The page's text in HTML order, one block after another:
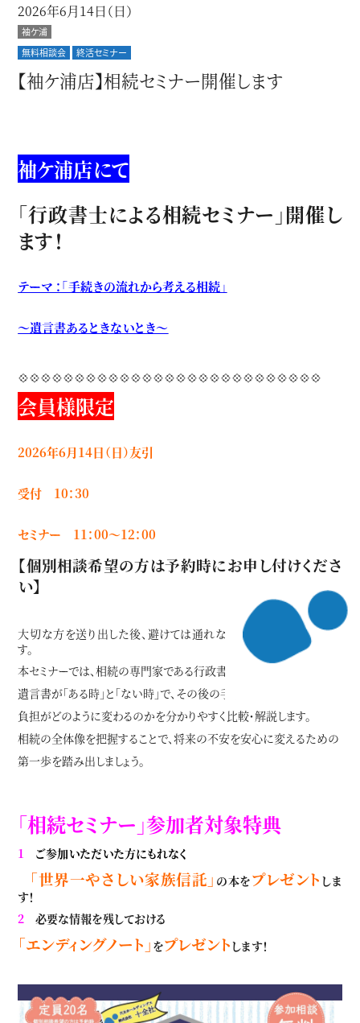
2026年6月14日（日）
袖ケ浦
無料相談会
終活セミナー
【袖ケ浦店】相続セミナー開催します
袖ケ浦店にて
「行政書士による相続セミナー」開催し
ます！
テーマ ：「手続きの流れから考える相続」
～遺言書あるときないとき～
💠💠💠💠💠💠💠💠💠💠💠💠💠💠💠💠💠💠💠💠💠💠💠💠💠💠💠
会員様限定
2026年6月14日（日）友引
受付 10：30
セミナー 11：00～12：00
【個別相談希望の方は予約時にお申し付けくださ
い】
大切な方を送り出した後、避けては通れないのが「相続手続き」で
す。
本セミナーでは、相続の専門家である行政書士を講師に迎え、
遺言書が「ある時」と「ない時」で、その後の手続きの流れや
負担がどのように変わるのかを分かりやすく比較・解説します。
相続の全体像を把握することで、将来の不安を安心に変えるための
第一歩を踏み出しましょう。
「相続セミナー」参加者対象特典
1 ご参加いただいた方にもれなく
「世界一やさしい家族信託」 の本をプレゼント しま
す！
2
必要な情報を残しておける
「エンディングノート」 をプレゼントします！